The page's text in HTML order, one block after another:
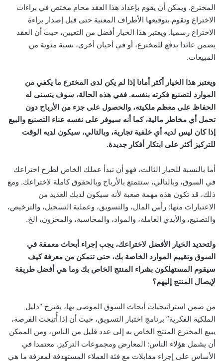
المخترع. ويمكن أن يقوم بإعداد هذا العقد محام مختص في براءات
الاختراع وتقوم بتوقيعها الأطراف المعنية حتى قبل إصدار براءة
الاختراع رسميا. ويعتبر هذا الخيار أفضل من التعيين، حيث أن العقد
يضمن عائدا يدفع للمخترع، أو في أحيان أخرى، نسبة مئوية من
المبيعات.
ويعتبر هذا الخيار أكثر أمانا إذا لم يكن لدى المخترع ما يكفي من
الموارد لتصنيع فكرته بنفسه. ففي هذه الحالة، سوف يتسنى له
الحفاظ على معظم ملكيته، والحصول على جزء من الأرباح دون
تحمل أي مخاطر مالية، كما أنه سيوفر على نفسه عناء التصنيع والبيع
إذا كان ليس لديه أي خلفية تجارية، وبالتالي، سيكون لديه الوقت
للتركيز أكثر على ابتكار أفكار جديدة.
أما بالنسبة للخيار الثالث، فهو أن تبدأ عملك الخاص لطرح اختراعك
في السوق، وبالتالي، ستتمتع بالأرباح وبالحقوق كاملة لاختراعك. ومع
ذلك، قد تكون هذه مهمة صعبة لأنه سيكون لديك العديد من
الاعتبارات منها: رأس المال، والتسويق، وعملية التسجيل، والترخيص،
والتصنيع، والأيدي العاملة، والمواد، والمحاسبة، والمخزون، الخ.
ولتحديد الخيار الأفضل لاختراعك، يجب إجراء أبحاث معمقة في
السوق وتقييم الموارد الخاصة بك، حتى تتمكن من معرفة كيف
سيقوم المستهلكون بشراء المنتج الخاص بك وما هي أفضل طريقة
لإيصال المنتج إليهم؟
من ضمن استراتيجيات أبحاث السوق الموصي بها، يقترح “دليل
الملكية الفكرية” برنامج اختبار التسويق، حيث أن إذا أُتيحت الفرصة،
يبيع المخترع المنتج الخاص به إلى عدد قليل من الناس، ومن الممكن
أن يشمل هؤلاء الناس: المعارض ومجموعات التركيز. معتمدا في
الأساس على إجراء مقابلات مع فئة العملاء المستهدفة لمعرفة ما هي